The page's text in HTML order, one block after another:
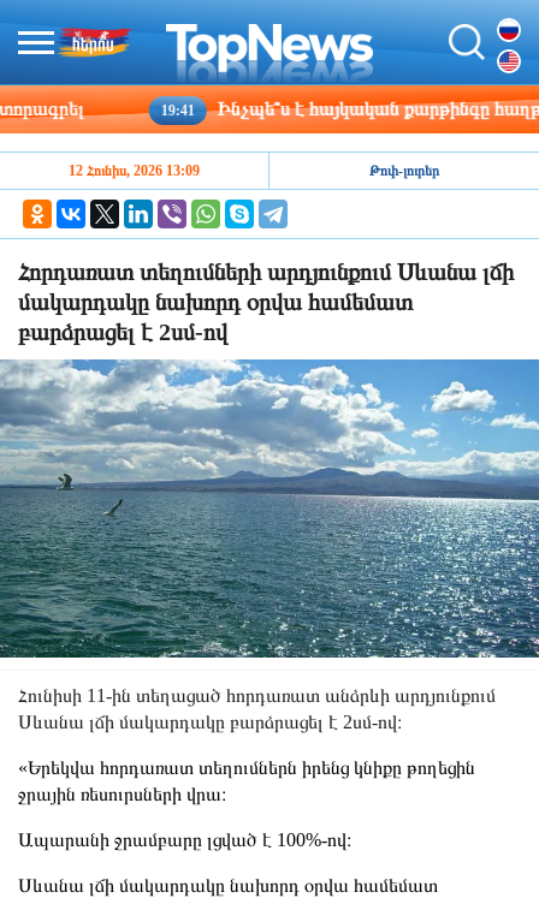
19:41 Ինչպե՞ս է հայկական քարթինգը
12 Հունիս, 2026 13:09 Թոփ-լուրեր
Հորդառատ տեղումների արդյունքում Սևանա լճի
մակարդակը նախորդ օրվա համեմատ
բարձրացել է 2սմ-ով
Հունիսի 11-ին տեղացած հորդառատ անձրևի արդյունքում
Սևանա լճի մակարդակը բարձրացել է 2սմ-ով։
«Երեկվա հորդառատ տեղումներն իրենց կնիքը թողեցին
ջրային ռեսուրսների վրա։
Ապարանի ջրամբարը լցված է 100%-ով։
Սևանա լճի մակարդակը նախորդ օրվա համեմատ